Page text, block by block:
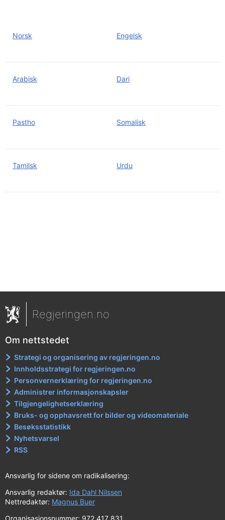
Norsk Engelsk
Arabisk Dari
Pastho Somalisk
Tamilsk Urdu
Regjeringen.no
Om nettstedet
Strategi og organisering av regjeringen.no
Innholdsstrategi for regjeringen.no
Personvernerklæring for regjeringen.no
Administrer informasjonskapsler
Tilgjengelighetserklæring
Bruks- og opphavsrett for bilder og videomateriale
Besøksstatistikk
Nyhetsvarsel
RSS
Ansvarlig for sidene om radikalisering:
Ansvarlig redaktør: Ida Dahl Nilssen
Nettredaktør: Magnus Buer
Organisasjonsnummer: 972 417 831